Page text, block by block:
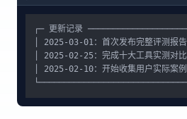
┌─ 更新记录
│ 2025-03-01：首次发布完整评测报
│ 2025-02-25：完成十大工具实测对
│ 2025-02-10：开始收集用户实际案